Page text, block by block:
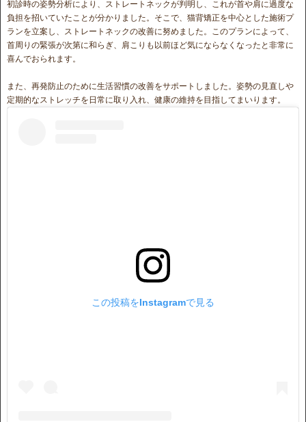
初診時の姿勢分析により、ストレートネックが判明し、これが首や肩に過度な
負担を招いていたことが分かりました。そこで、猫背矯正を中心とした施術プ
ランを立案し、ストレートネックの改善に努めました。このプランによって、
首周りの緊張が次第に和らぎ、肩こりも以前ほど気にならなくなったと非常に
喜んでおられます。
また、再発防止のために生活習慣の改善をサポートしました。姿勢の見直しや
定期的なストレッチを日常に取り入れ、健康の維持を目指してまいります。
この投稿をInstagramで見る